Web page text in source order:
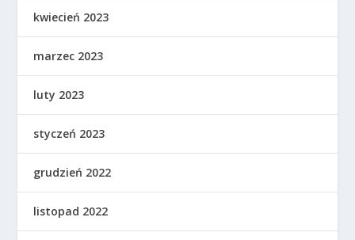
kwiecień 2023
marzec 2023
luty 2023
styczeń 2023
grudzień 2022
listopad 2022